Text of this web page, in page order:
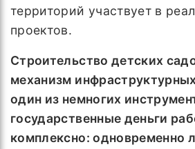
территорий участвует в
проектов.
Строительство детских
механизм
один из немногих
государственные деньги
комплексно: одновременно